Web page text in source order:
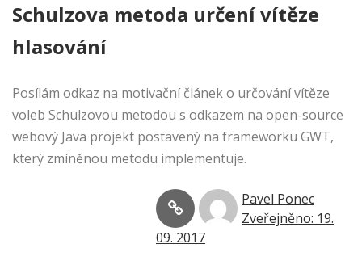
Schulzova metoda určení vítěze
hlasování
Posílám odkaz na motivační článek o určování vítěze
voleb Schulzovou metodou s odkazem na open-source
webový Java projekt postavený na frameworku GWT,
který zmíněnou metodu implementuje.
Pavel Ponec
Zveřejněno: 19.
09. 2017